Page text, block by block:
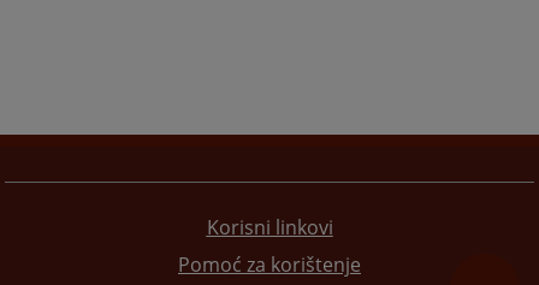
Korisni linkovi
Pomoć za korištenje